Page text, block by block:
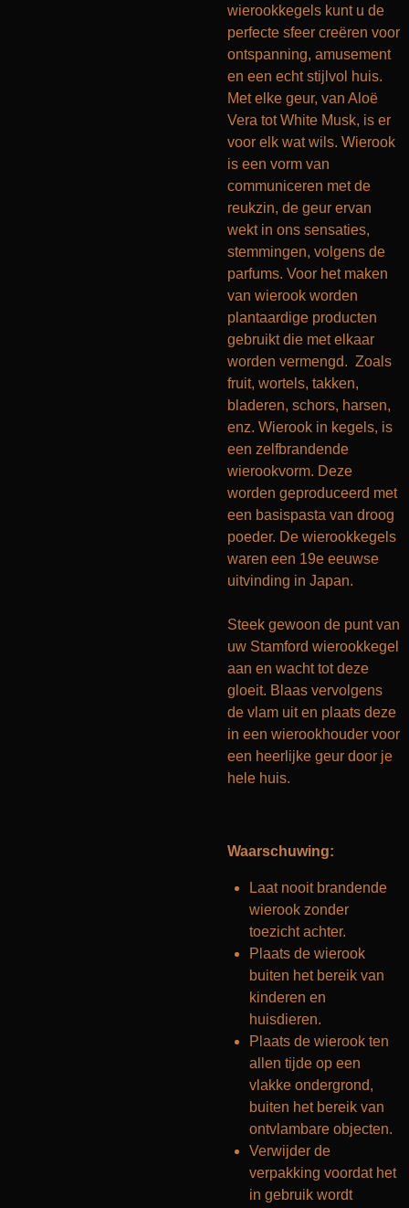
wierookkegels kunt u de
perfecte sfeer creëren voor
ontspanning, amusement
en een echt stijlvol huis.
Met elke geur, van Aloë
Vera tot White Musk, is er
voor elk wat wils. Wierook
is een vorm van
communiceren met de
reukzin, de geur ervan
wekt in ons sensaties,
stemmingen, volgens de
parfums. Voor het maken
van wierook worden
plantaardige producten
gebruikt die met elkaar
worden vermengd. Zoals
fruit, wortels, takken,
bladeren, schors, harsen,
enz. Wierook in kegels, is
een zelfbrandende
wierookvorm. Deze
worden geproduceerd met
een basispasta van droog
poeder. De wierookkegels
waren een 19e eeuwse
uitvinding in Japan.
Steek gewoon de punt van
uw Stamford wierookkegel
aan en wacht tot deze
gloeit. Blaas vervolgens
de vlam uit en plaats deze
in een wierookhouder voor
een heerlijke geur door je
hele huis.
Waarschuwing:
Laat nooit brandende
wierook zonder
toezicht achter.
Plaats de wierook
buiten het bereik van
kinderen en
huisdieren.
Plaats de wierook ten
allen tijde op een
vlakke ondergrond,
buiten het bereik van
ontvlambare objecten.
Verwijder de
verpakking voordat het
in gebruik wordt